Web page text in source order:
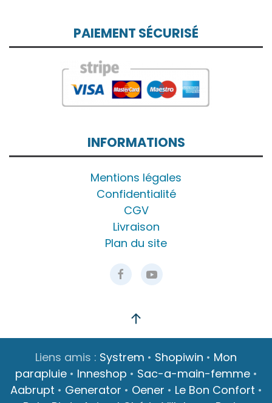
PAIEMENT SÉCURISÉ
INFORMATIONS
Mentions légales
Confidentialité
CGV
Livraison
Plan du site
Liens amis : Systrem • Shopiwin • Mon
parapluie• Inneshop • Sac-a-main-femme•
Aabrupt • Generator • Oener • Le Bon Confort •